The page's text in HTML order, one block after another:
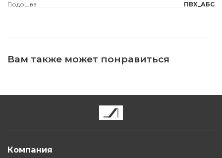
Подошва ПВХ_АБС
Вам также может понравиться
Компания